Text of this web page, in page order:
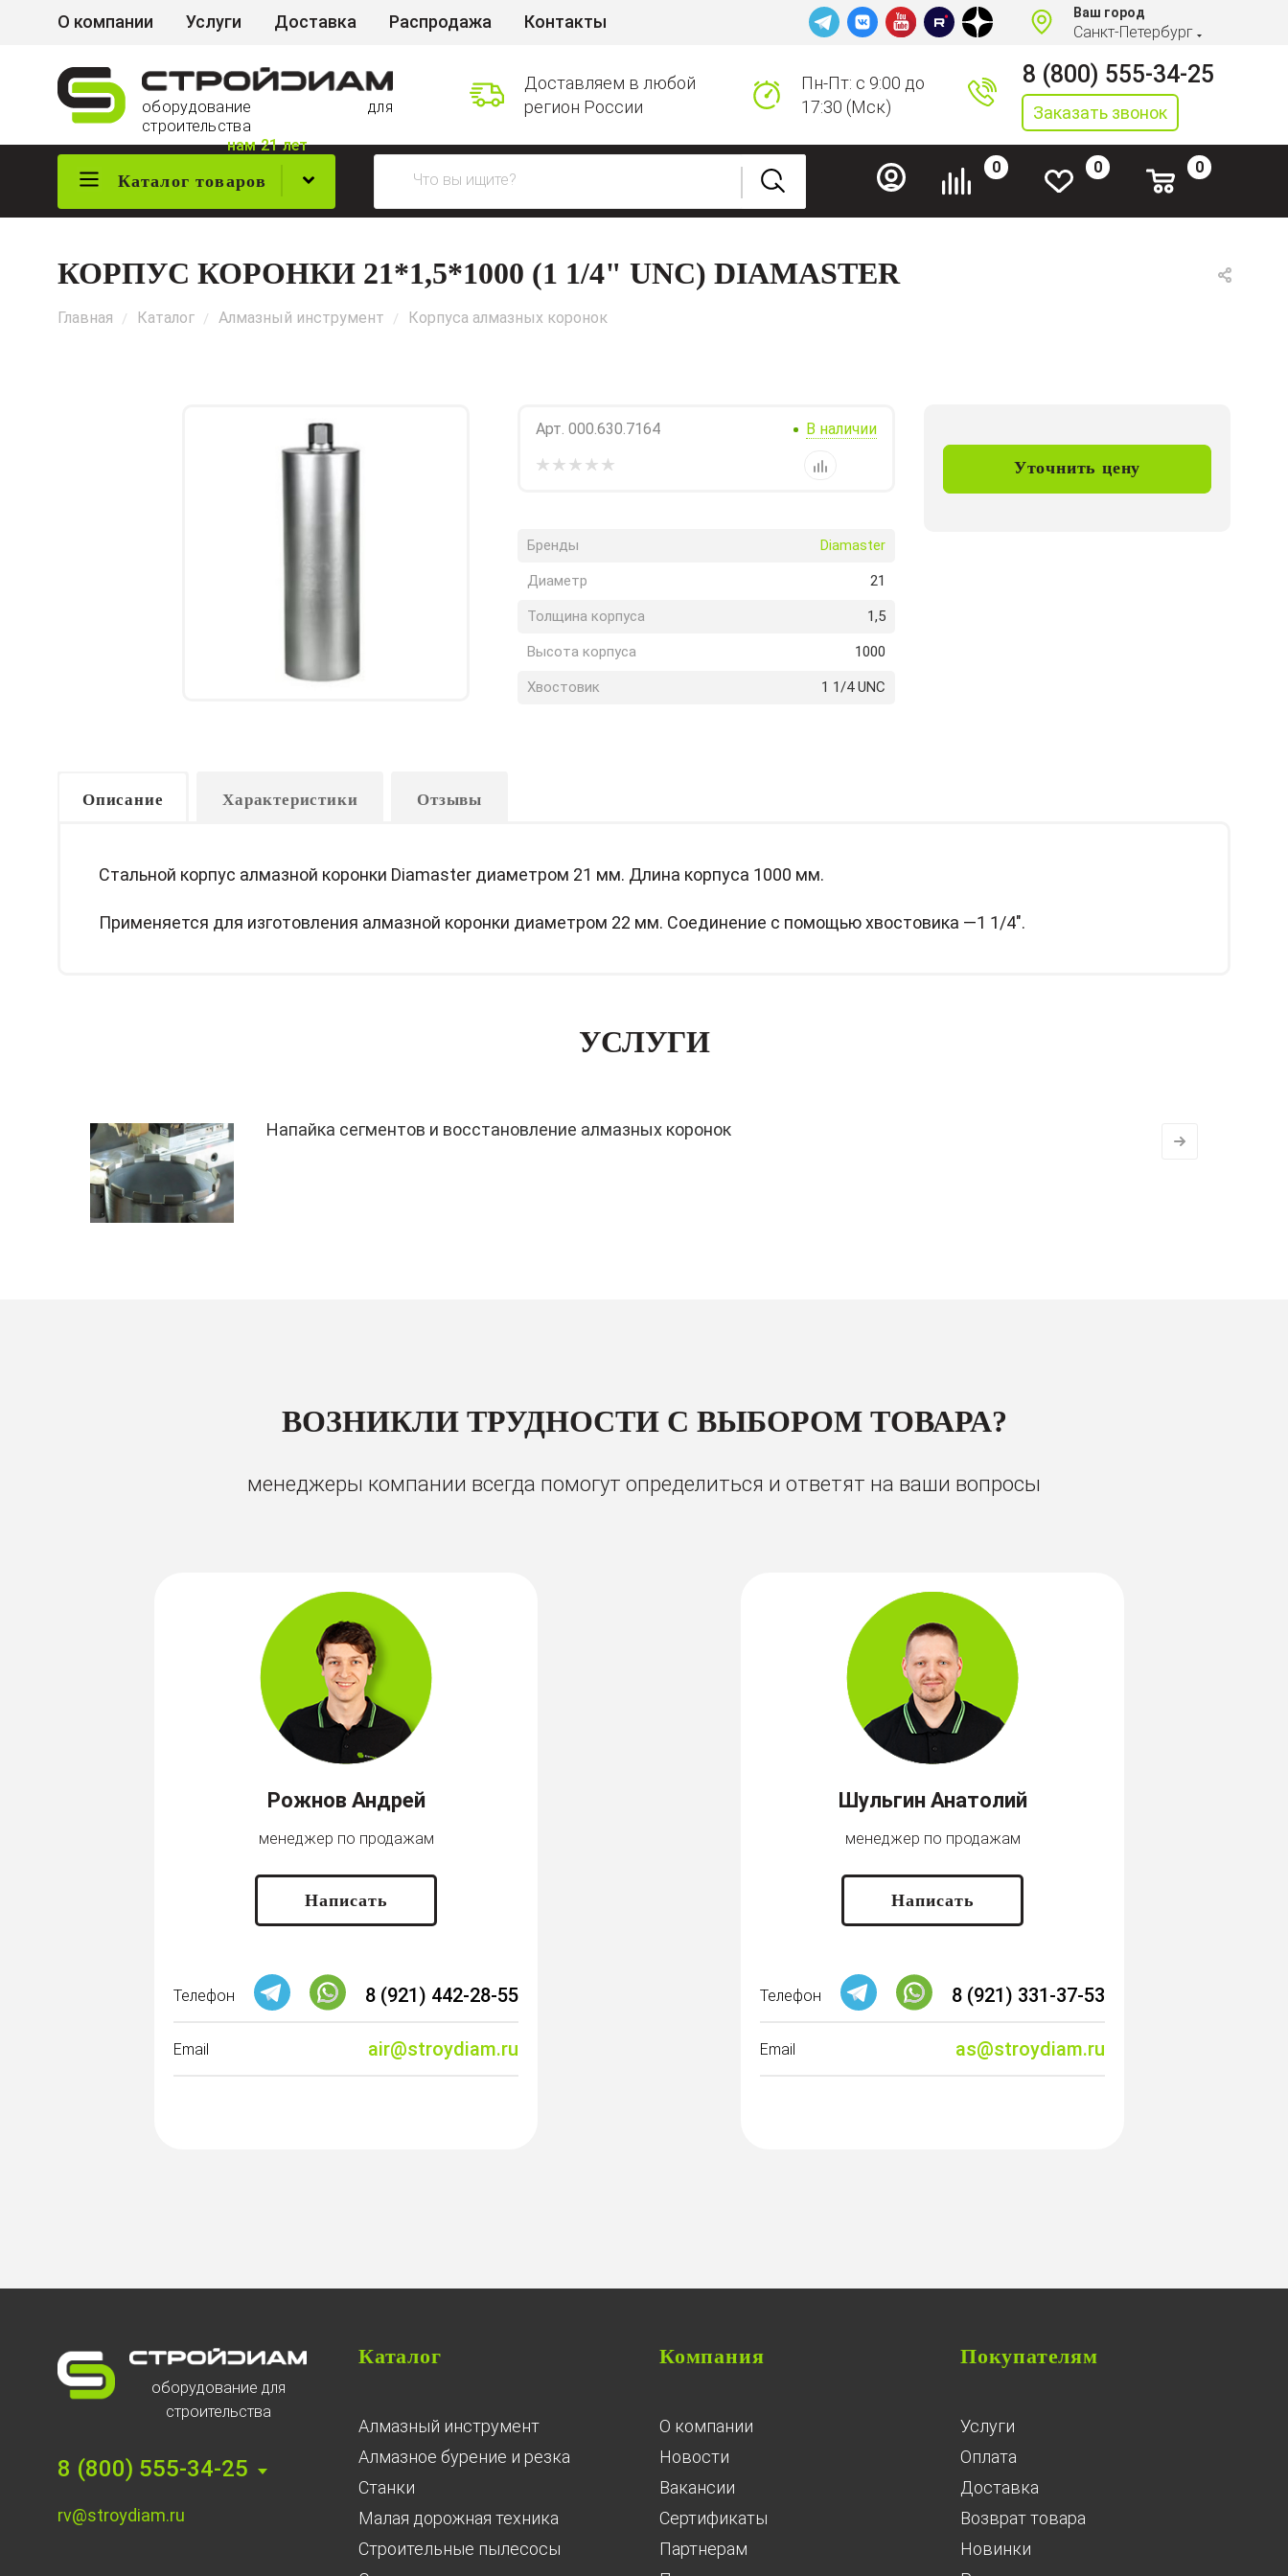
О компании Услуги Доставка Распродажа Контакты Ваш город
Санкт-Петербург
оборудование для
строительства
нам 21 лет
Доставляем в любой
регион России
Пн-Пт: с 9:00 до
17:30 (Мск)
8 (800) 555-34-25
Заказать звонок
Каталог товаров
0 0 0
КОРПУС КОРОНКИ 21*1,5*1000 (1 1/4" UNC) DIAMASTER
Главная / Каталог / Алмазный инструмент / Корпуса алмазных коронок
Арт. 000.630.7164 В наличии
Бренды Diamaster
Диаметр 21
Толщина корпуса 1,5
Высота корпуса 1000
Хвостовик 1 1/4 UNC
Уточнить цену
Описание Характеристики Отзывы
Стальной корпус алмазной коронки Diamaster диаметром 21 мм. Длина корпуса 1000 мм.
Применяется для изготовления алмазной коронки диаметром 22 мм. Соединение с помощью хвостовика —1 1/4".
УСЛУГИ
Напайка сегментов и восстановление алмазных коронок
ВОЗНИКЛИ ТРУДНОСТИ С ВЫБОРОМ ТОВАРА?
менеджеры компании всегда помогут определиться и ответят на ваши вопросы
Рожнов Андрей
менеджер по продажам
Написать
Телефон 8 (921) 442-28-55
Email air@stroydiam.ru
Шульгин Анатолий
менеджер по продажам
Написать
Телефон 8 (921) 331-37-53
Email as@stroydiam.ru
оборудование для
строительства
8 (800) 555-34-25
rv@stroydiam.ru
Каталог
Алмазный инструмент
Алмазное бурение и резка
Станки
Малая дорожная техника
Строительные пылесосы
Компания
О компании
Новости
Вакансии
Сертификаты
Партнерам
Покупателям
Услуги
Оплата
Доставка
Возврат товара
Новинки